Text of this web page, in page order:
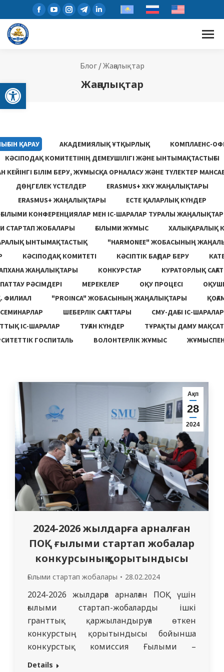
Open toolbar
Блог/Жаңалықтар
Жаңалықтар
ҚАРАУ АКАДЕМИЯЛЫҚ ҰТҚЫРЛЫҚ
КОМПЛАЕНС-
КӘСІПОДАҚ КОМИТЕТІНІҢ ДЕМЕУШІЛІГІ ЖӘНЕ ЫНТЫМАҚТАСТЫҒЫ
КЕЙІНГІ БІЛІМ БЕРУ, ЖҰМЫСҚА ОРНАЛАСУ ЖƏНЕ ТҮЛЕКТЕР
ДӨҢГЕЛЕК ҮСТЕЛДЕР
ERASMUS+ ХКҰ ЖАҢАЛЫҚТАРЫ
ERASMUS+ ЖАҢАЛЫҚТАРЫ
ЕСТЕ ҚАЛАРЛЫҚ КҮНДЕР
ҒЫЛЫМИ КОНФЕРЕНЦИЯЛАР МЕН ІС-ШАРАЛАР ТУРАЛЫ ЖАҢАЛЫҚТАР
СТАРТАП ЖОБАЛАРЫ
ҒЫЛЫМИ ЖҰМЫС
ХАЛЫҚАРАЛЫҚ
ЫНТЫМАҚТАСТЫҚ
"HARMONEE" ЖОБАСЫНЫҢ
КӘСІПОДАҚ КОМИТЕТІ КӘСІПТІК БАҒДАР БЕРУ
ЖАҢАЛЫҚТАРЫ
КОНКУРСТАР
КУРАТОРЛЫҚ
РӘСІМДЕРІ
МЕРЕКЕЛЕР ОҚУ ПРОЦЕСІ
ФИЛИАЛ
"PROINCA" ЖОБАСЫНЫҢ ЖАҢАЛЫҚТАРЫ
СЕМИНАРЛАР
ШЕБЕРЛІК САҒАТТАРЫ
СМУ-ДАҒЫ ІС-ШАРАЛАР
ІС-ШАРАЛАР
ТУҒАН КҮНДЕР
ТҰРАҚТЫ ДАМУ
ГОСПИТАЛЬ
ВОЛОНТЕРЛІК ЖҰМЫС
Ақп
28
2024
2024-2026 жылдарға арналған
ПОҚ ғылыми стартап жобалар
конкурсының қорытындысы
Ғылыми стартап жобалары 28.02.2024
2024-2026 жылдарға арналған ПОҚ үшін
ғылыми стартап-жобаларды ішкі
гранттық қаржыландыруға өткен
конкурстың қорытындысы бойынша
конкурстық комиссия Ғылыми –
Сараптамалық Кеңес отырысында
Details